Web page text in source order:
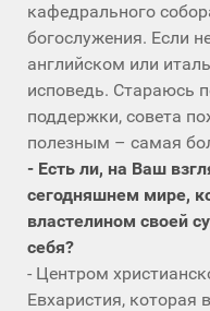
кафедрального
богослужения. Если
английском или
исповедь. Стараюсь
поддержки, совета
полезным – самая
- Есть ли, на Ваш
сегодняшнем мире,
властелином своей
себя?
- Центром
Евхаристия, которая